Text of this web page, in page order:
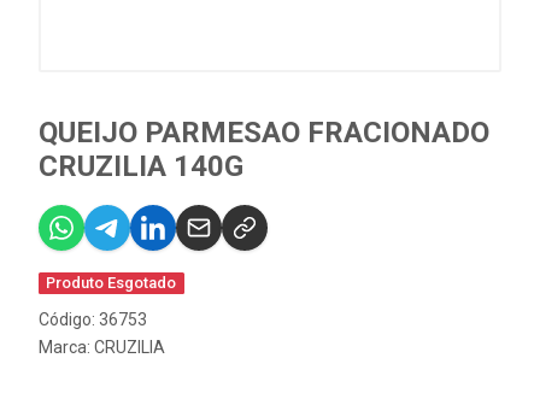
QUEIJO PARMESAO FRACIONADO
CRUZILIA 140G
Produto Esgotado
Código: 36753
Marca: CRUZILIA